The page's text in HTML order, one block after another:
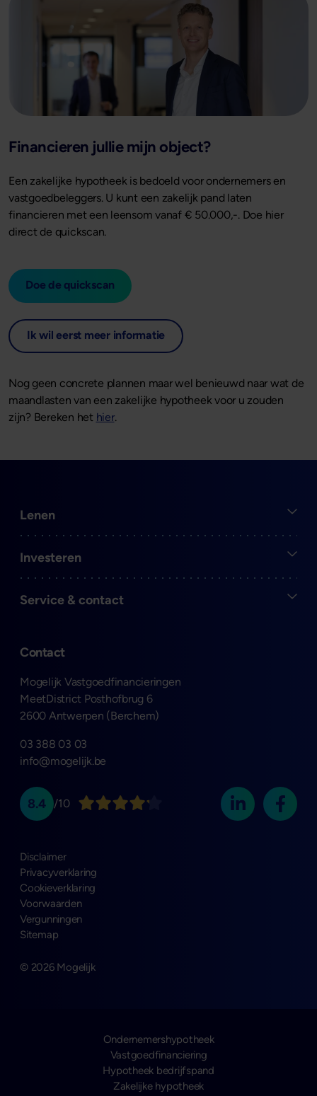
Financieren jullie mijn object?
Een zakelijke hypotheek is bedoeld voor ondernemers en
vastgoedbeleggers. U kunt een zakelijk pand laten
financieren met een leensom vanaf € 50.000,-. Doe hier
direct de quickscan.
Doe de quickscan
Ik wil eerst meer informatie
Nog geen concrete plannen maar wel benieuwd naar wat de
maandlasten van een zakelijke hypotheek voor u zouden
zijn? Bereken het hier.
Contact
Mogelijk Vastgoedfinancieringen
MeetDistrict Posthofbrug 6
2600 Antwerpen (Berchem)
03 388 03 03
info@mogelijk.be
Open
Lenen
Open
Investeren
Open
Service & contact
8.4 /10
© 2026 Mogelijk
Disclaimer
Privacyverklaring
Cookieverklaring
Voorwaarden
Vergunningen
Sitemap
Ondernemershypotheek
Vastgoedfinanciering
Hypotheek bedrijfspand
Zakelijke hypotheek